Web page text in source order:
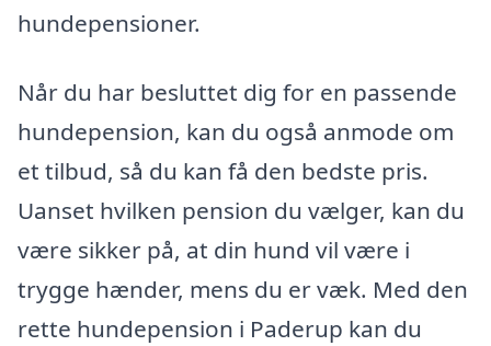
hundepensioner.
Når du har besluttet dig for en passende
hundepension, kan du også anmode om
et tilbud, så du kan få den bedste pris.
Uanset hvilken pension du vælger, kan du
være sikker på, at din hund vil være i
trygge hænder, mens du er væk. Med den
rette hundepension i Paderup kan du